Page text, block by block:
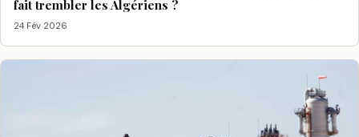
fait trembler les Algériens ?
24 Fév 2026